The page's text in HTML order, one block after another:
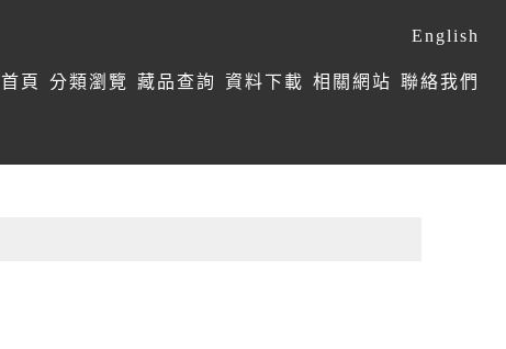
首頁 分類瀏覽 藏品查詢 資料下載 相關網站 聯絡我們
English